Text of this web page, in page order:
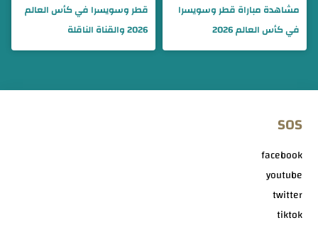
مشاهدة مباراة قطر وسويسرا
في كأس العالم 2026
قطر وسويسرا في كأس العالم
2026 والقناة الناقلة
SOS
facebook
youtube
twitter
tiktok